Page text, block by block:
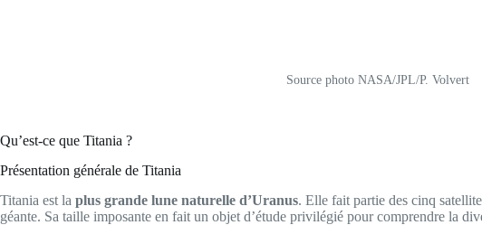
Source photo NASA/JPL/P. Volvert
Qu’est-ce que Titania ?
Présentation générale de Titania
Titania est la plus grande lune naturelle d’Uranus. Elle fait partie des cinq
géante. Sa taille imposante en fait un objet d’étude privilégié pour comprendre la